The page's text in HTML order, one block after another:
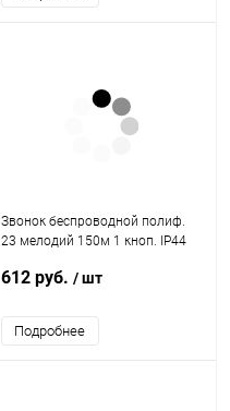
Звонок беспроводной полиф.
23 мелодий 150м 1 кноп. IP44
КОСМОС KOC_AG400
612 руб. / шт
Подробнее